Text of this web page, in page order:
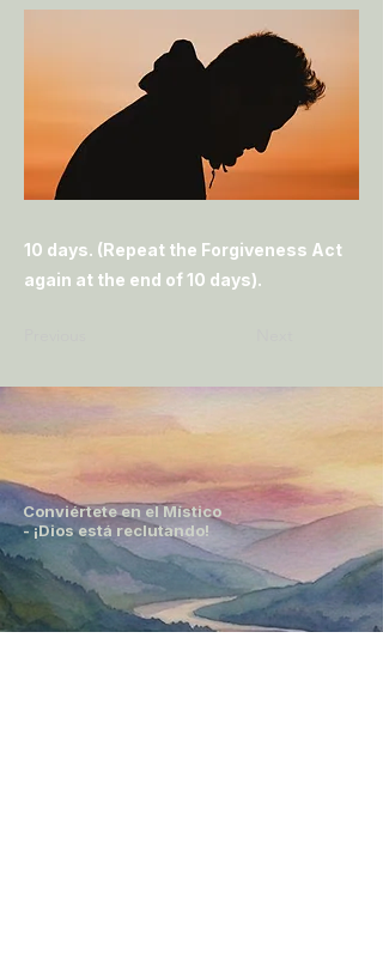
10 days. (Repeat the Forgiveness Act
again at the end of 10 days).
Conviértete en el Místico
- ¡Dios está reclutando!